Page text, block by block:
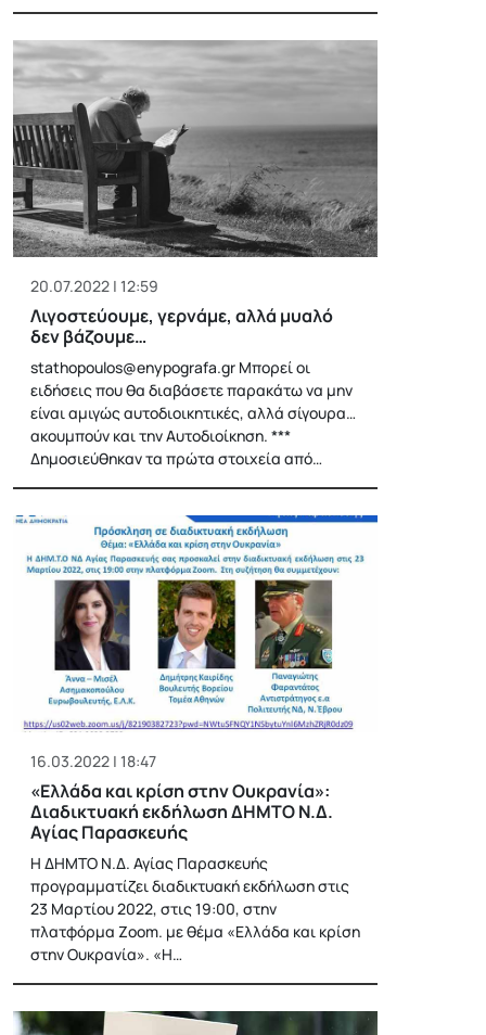
20.07.2022 | 12:59
Λιγοστεύουμε, γερνάμε, αλλά μυαλό
δεν βάζουμε…
stathopoulos@enypografa.gr Μπορεί οι
ειδήσεις που θα διαβάσετε παρακάτω να μην
είναι αμιγώς αυτοδιοικητικές, αλλά σίγουρα…
ακουμπούν και την Αυτοδιοίκηση. ***
Δημοσιεύθηκαν τα πρώτα στοιχεία από…
16.03.2022 | 18:47
«Ελλάδα και κρίση στην Ουκρανία»:
Διαδικτυακή εκδήλωση ΔΗΜΤΟ Ν.Δ.
Αγίας Παρασκευής
Η ΔΗΜΤΟ Ν.Δ. Αγίας Παρασκευής
προγραμματίζει διαδικτυακή εκδήλωση στις
23 Μαρτίου 2022, στις 19:00, στην
πλατφόρμα Zoom. με θέμα «Ελλάδα και κρίση
στην Ουκρανία». «Η…